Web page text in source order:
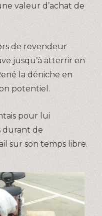
valeur d’achat de
de revendeur
jusqu’à atterrir en
la déniche en
potentiel.
pour lui
durant de
sur son temps libre.